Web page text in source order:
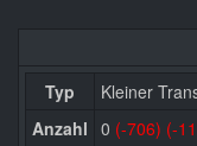
Typ Kleiner
Anzahl 0 (-706) (-